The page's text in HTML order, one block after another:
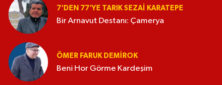
7'DEN 77'YE TARIK SEZAI KARATEPE
Bir Arnavut Destanı: Çamerya
ÖMER FARUK DEMIROK
Beni Hor Görme Kardeşim